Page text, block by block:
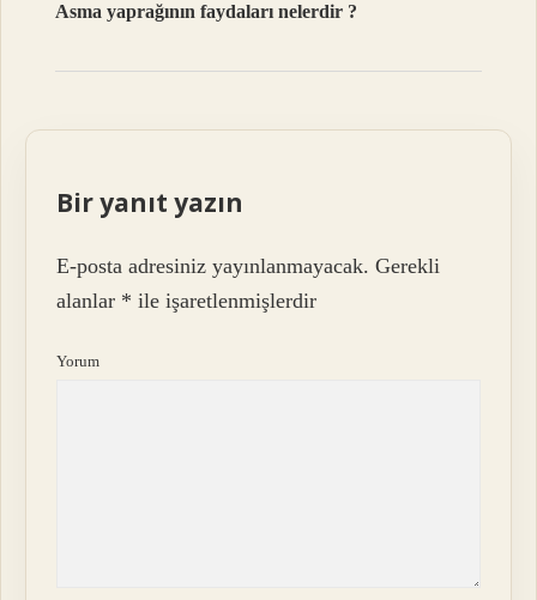
Asma yaprağının faydaları nelerdir ?
Bir yanıt yazın
E-posta adresiniz yayınlanmayacak. Gerekli
alanlar * ile işaretlenmişlerdir
Yorum